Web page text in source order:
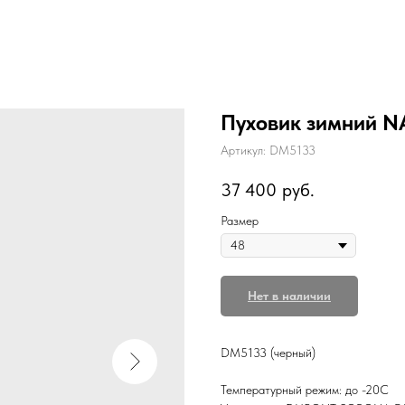
Пуховик зимний
Артикул: DM5133
37 400 руб.
Размер
Нет в наличии
DM5133 (черный)
Температурный режим: до -20С